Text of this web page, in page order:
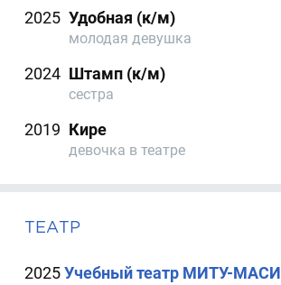
2025 Удобная (к/м)
молодая девушка
2024 Штамп (к/м)
сестра
2019 Кире
девочка в театре
ТЕАТР
2025Учебный театр МИТУ-МАСИ